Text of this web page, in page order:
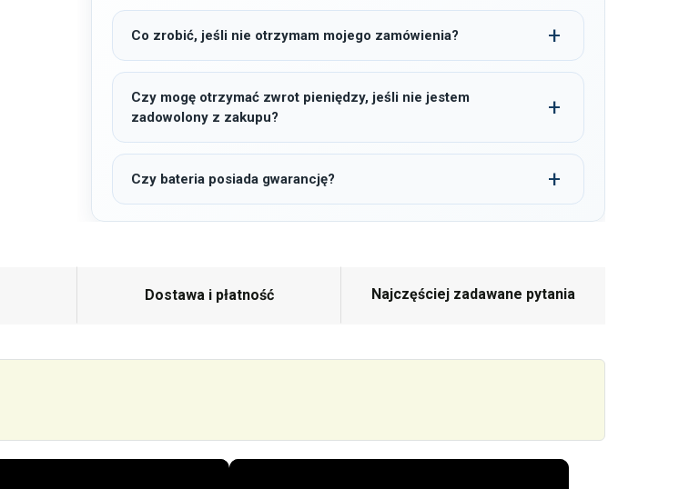
Co zrobić, jeśli nie otrzymam mojego zamówienia?
Czy mogę otrzymać zwrot pieniędzy, jeśli nie jestem
zadowolony z zakupu?
Czy bateria posiada gwarancję?
Dostawa i płatność Najczęściej zadawane pytania